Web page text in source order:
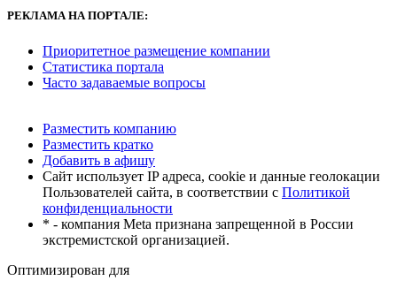
РЕКЛАМАНА ПОРТАЛЕ:
Приоритетное размещение компании
Статистика портала
Часто задаваемые вопросы
Разместить компанию
Разместить кратко
Добавить в афишу
Сайт использует IP адреса, cookie и данные геолокации
Пользователей сайта, в соответствии с Политикой
конфиденциальности
* - компания Meta признана запрещенной в России
экстремистской организацией.
Оптимизирован для